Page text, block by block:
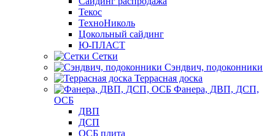
Текос
ТехноНиколь
Цокольный сайдинг
Ю-ПЛАСТ
Сетки
Сэндвич, подоконники
Террасная доска
Фанера, ДВП, ДСП,
ОСБ
ДВП
ДСП
ОСБ плита